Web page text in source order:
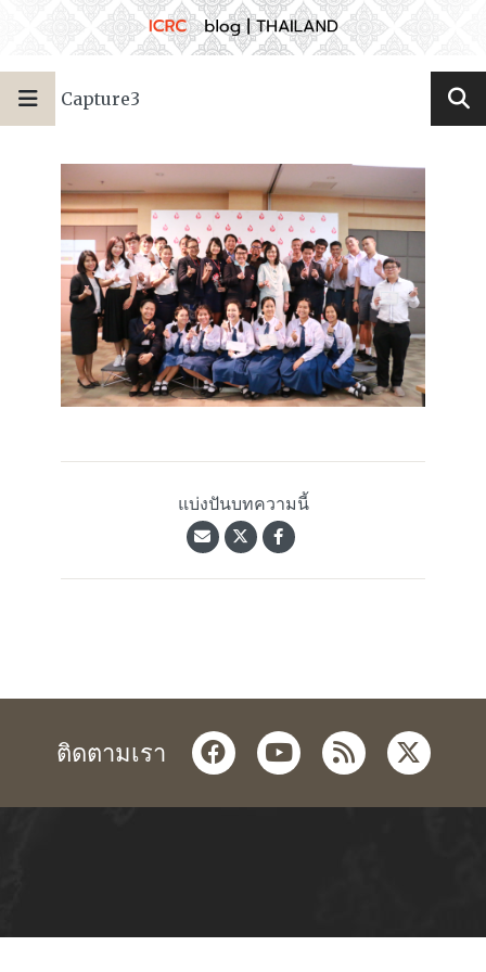
Capture3
แบ่งปันบทความนี้
ติดตามเรา facebookyoutube
rss twitter